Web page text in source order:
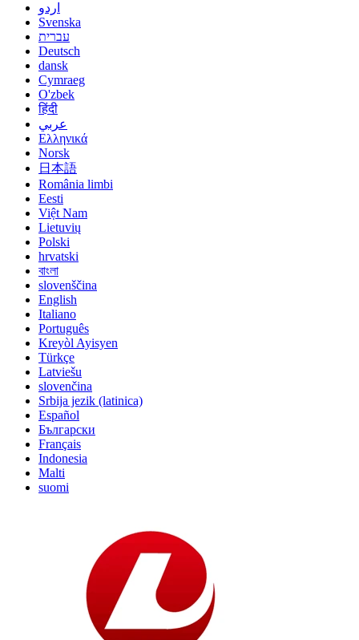
اردو
Svenska
עברית
Deutsch
dansk
Cymraeg
O'zbek
हिंदी
عربي
Ελληνικά
Norsk
日本語
România limbi
Eesti
Việt Nam
Lietuvių
Polski
hrvatski
বাংলা
slovenščina
English
Italiano
Português
Kreyòl Ayisyen
Türkçe
Latviešu
slovenčina
Srbija jezik (latinica)
Español
Български
Français
Indonesia
Malti
suomi